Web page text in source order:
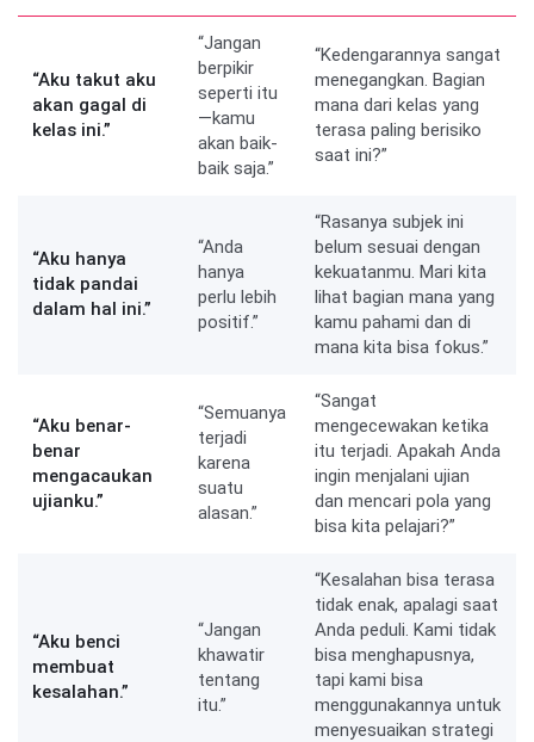
“Aku takut aku
akan gagal di
kelas ini.”
“Jangan
berpikir
seperti itu
—kamu
akan baik-
baik saja.”
“Kedengarannya sangat
menegangkan. Bagian
mana dari kelas yang
terasa paling berisiko
saat ini?”
“Aku hanya
tidak pandai
dalam hal ini.”
“Anda
hanya
perlu lebih
positif.”
“Rasanya subjek ini
belum sesuai dengan
kekuatanmu. Mari kita
lihat bagian mana yang
kamu pahami dan di
mana kita bisa fokus.”
“Aku benar-
benar
mengacaukan
ujianku.”
“Semuanya
terjadi
karena
suatu
alasan.”
“Sangat
mengecewakan ketika
itu terjadi. Apakah Anda
ingin menjalani ujian
dan mencari pola yang
bisa kita pelajari?”
“Aku benci
membuat
kesalahan.”
“Jangan
khawatir
tentang
itu.”
“Kesalahan bisa terasa
tidak enak, apalagi saat
Anda peduli. Kami tidak
bisa menghapusnya,
tapi kami bisa
menggunakannya untuk
menyesuaikan strategi